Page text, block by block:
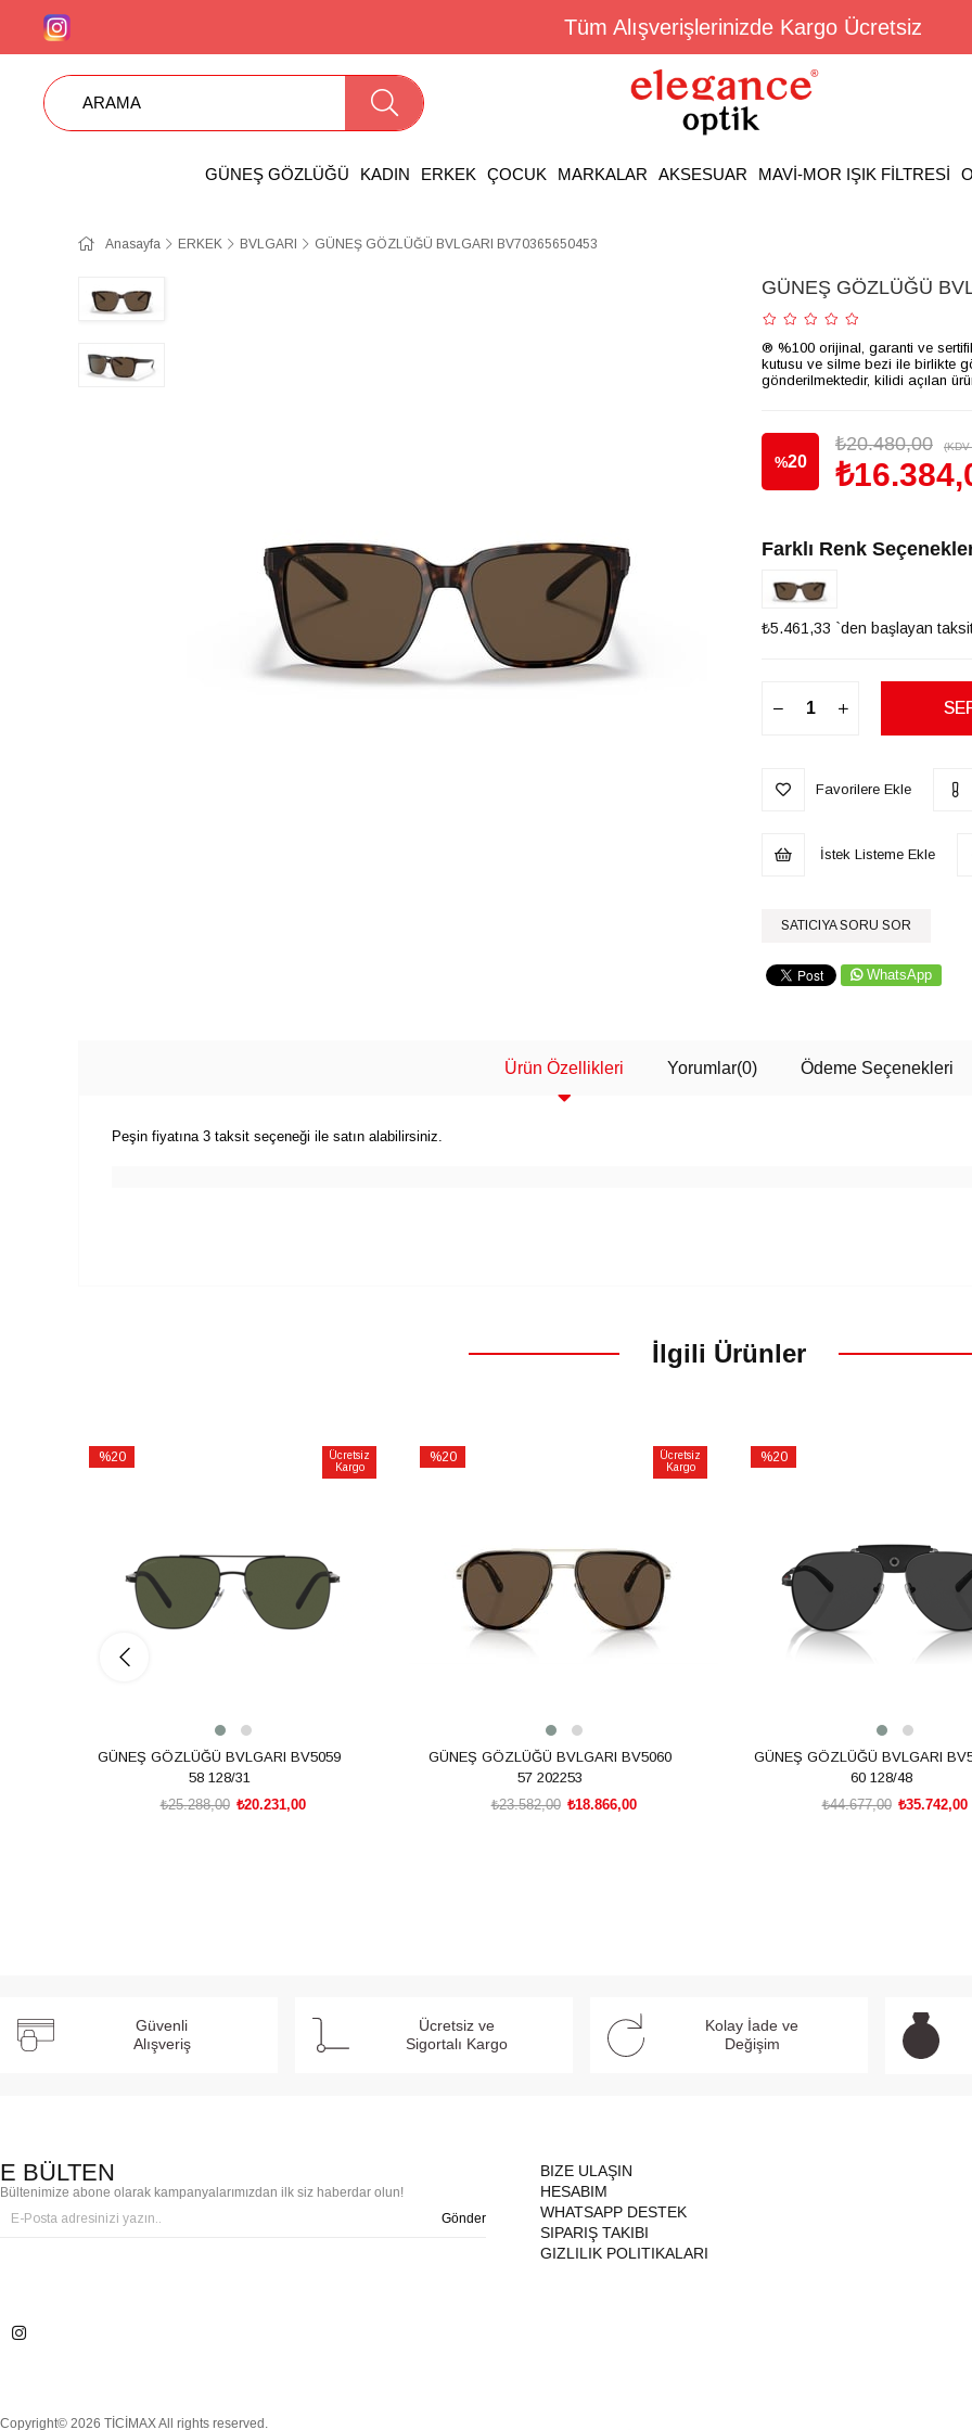
Tüm Alışverişlerinizde Kargo Ücretsiz
GÜNEŞ GÖZLÜĞÜ KADIN ERKEK ÇOCUK MARKALAR AKSESUAR MAVİ-MOR IŞIK FİLTRESİ
Anasayfa ERKEK BVLGARI GÜNEŞ GÖZLÜĞÜ BVLGARI BV70365650453
GÜNEŞ GÖZLÜĞÜ
® %100 orijinal, garanti ve
kutusu ve silme bezi ile birlikte
gönderilmektedir, kilidi açılan
%20
₺20.480,00 (KDV
Farklı Renk
₺5.461,33 `den başlayan
Favorilere Ekle
İstek Listeme Ekle
SATICIYA SORU SOR
WhatsApp
Ürün Özellikleri Yorumlar(0) Ödeme Seçenekleri
Peşin fiyatına 3 taksit seçeneği ile satın alabilirsiniz.
İlgili Ürünler
%20
Ücretsiz
Kargo
GÜNEŞ GÖZLÜĞÜ BVLGARI BV5059
58 128/31
₺20.231,00
₺25.288,00
%20
Ücretsiz
Kargo
GÜNEŞ GÖZLÜĞÜ BVLGARI BV5060
57 202253
₺18.866,00
₺23.582,00
%20
GÜNEŞ GÖZLÜĞÜ BVLGARI
60 128/48
₺35.742,00
₺44.677,00
Güvenli
Alışveriş
Ücretsiz ve
Sigortalı Kargo
Kolay İade ve
Değişim
E BÜLTEN
Bültenimize abone olarak kampanyalarımızdan ilk siz haberdar olun!
Gönder
BIZE ULAŞIN
HESABIM
WHATSAPP DESTEK
SIPARIŞ TAKIBI
GIZLILIK POLITIKALARI
Copyright© 2026 TİCİMAX All rights reserved.